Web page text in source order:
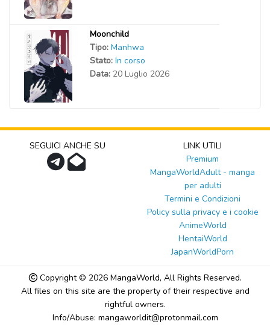
Moonchild
Tipo: Manhwa
Stato: In corso
Data: 20 Luglio 2026
SEGUICI ANCHE SU
LINK UTILI
Premium
MangaWorldAdult - manga
per adulti
Termini e Condizioni
Policy sulla privacy e i cookie
AnimeWorld
HentaiWorld
JapanWorldPorn
Copyright © 2026 MangaWorld, All Rights Reserved.
All files on this site are the property of their respective and
rightful owners.
Info/Abuse: mangaworldit@protonmail.com